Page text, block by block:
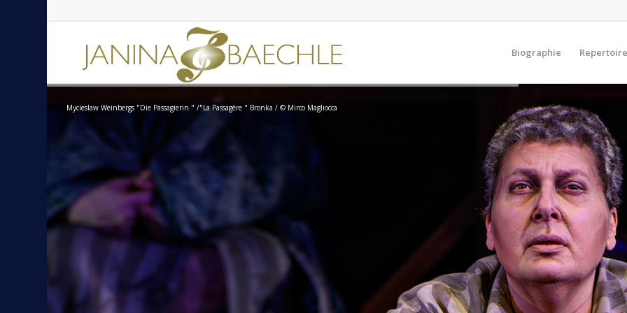
Biographie Repertoire
Mycieslaw Weinbergs "Die Passagierin " /"La Passagère " Bronka / © Mirco Magliocca